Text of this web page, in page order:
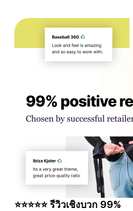
⭐⭐⭐⭐⭐ รีวิวเชิงบวก 99%